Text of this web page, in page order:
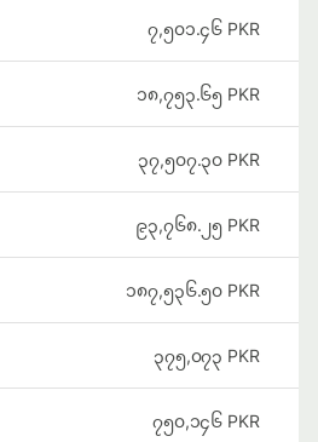
၇,၅၀၁.၄၆ PKR
၁၈,၇၅၃.၆၅ PKR
၃၇,၅၀၇.၃၀ PKR
၉၃,၇၆၈.၂၅ PKR
၁၈၇,၅၃၆.၅၀ PKR
၃၇၅,၀၇၃ PKR
၇၅၀,၁၄၆ PKR